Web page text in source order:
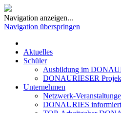
Navigation anzeigen...
Navigation überspringen
Aktuelles
Schüler
Ausbildung im
DONAURIESER
Unternehmen
Netzwerk-
DONAURIES informiert